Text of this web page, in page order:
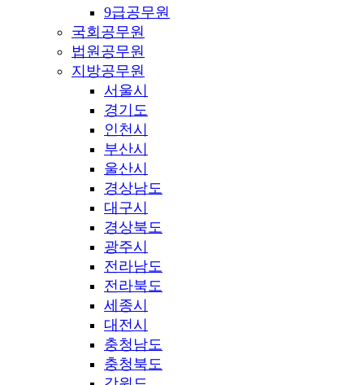
9급공무원
국회공무원
법원공무원
지방공무원
서울시
경기도
인천시
부산시
울산시
경상남도
대구시
경상북도
광주시
전라남도
전라북도
세종시
대전시
충청남도
충청북도